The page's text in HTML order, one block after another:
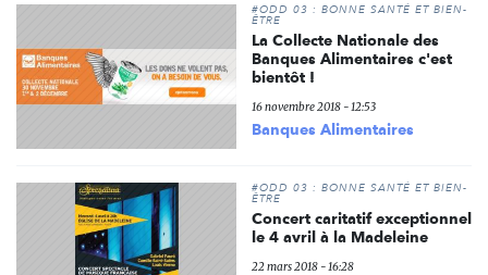
#ODD 03 : BONNE SANTÉ ET BIEN-
ÊTRE
La Collecte Nationale des
Banques Alimentaires c'est
bientôt !
16 novembre 2018 - 12:53
Banques Alimentaires
#ODD 03 : BONNE SANTÉ ET BIEN-
ÊTRE
Concert caritatif exceptionnel
le 4 avril à la Madeleine
22 mars 2018 - 16:28